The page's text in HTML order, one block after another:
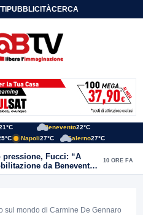
PUBBLICITÀCERCA
Benevento22°C
Napoli27°C Salerno27°C
pressione, Fucci: “A
da Benevento
10 ORE FA
sul mondo di Carmine De Gennaro